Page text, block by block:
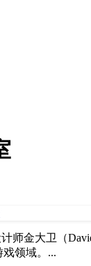
师金大卫（
领域。...